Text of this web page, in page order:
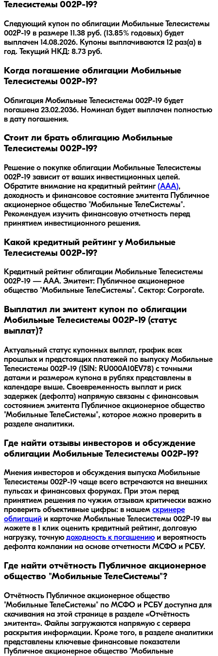
Телесистемы 002Р-19?
Следующий купон по облигации Мобильные Телесистемы
002Р-19 в размере 11.38 руб. (13.85% годовых) будет
выплачен 14.08.2026. Купоны выплачиваются 12 раз(а) в
год. Текущий НКД: 8.73 руб.
Когда погашение облигации Мобильные
Телесистемы 002Р-19?
Облигация Мобильные Телесистемы 002Р-19 будет
погашена 23.02.2036. Номинал будет выплачен полностью
в дату погашения.
Стоит ли брать облигацию Мобильные
Телесистемы 002Р-19?
Решение о покупке облигации Мобильные Телесистемы
002Р-19 зависит от ваших инвестиционных целей.
Обратите внимание на кредитный рейтинг (AAA),
доходность и финансовое состояние эмитента Публичное
акционерное общество "Мобильные ТелеСистемы".
Рекомендуем изучить финансовую отчетность перед
принятием инвестиционного решения.
Какой кредитный рейтинг у Мобильные
Телесистемы 002Р-19?
Кредитный рейтинг облигации Мобильные Телесистемы
002Р-19 — AAA. Эмитент: Публичное акционерное
общество "Мобильные ТелеСистемы". Сектор: Corporate.
Выплатил ли эмитент купон по облигации
Мобильные Телесистемы 002Р-19 (статус
выплат)?
Актуальный статус купонных выплат, график всех
прошлых и предстоящих платежей по выпуску Мобильные
Телесистемы 002Р-19 (ISIN: RU000A10EV78) с точными
датами и размером купона в рублях представлены в
календаре выше. Своевременность выплат и риск
задержек (дефолта) напрямую связаны с финансовым
состоянием эмитента Публичное акционерное общество
"Мобильные ТелеСистемы", которое можно проверить в
разделе аналитики.
Где найти отзывы инвесторов и обсуждение
облигации Мобильные Телесистемы 002Р-19?
Мнения инвесторов и обсуждения выпуска Мобильные
Телесистемы 002Р-19 чаще всего встречаются на внешних
пульсах и финансовых форумах. При этом перед
принятием решения по чужим отзывам критически важно
проверить объективные цифры: в нашем скринере
облигаций и карточке Мобильные Телесистемы 002Р-19 вы
можете в 1 клик оценить кредитный рейтинг, долговую
нагрузку, точную доходность к погашению и вероятность
дефолта компании на основе отчетности МСФО и РСБУ.
Где найти отчётность Публичное акционерное
общество "Мобильные ТелеСистемы"?
Отчётность Публичное акционерное общество
"Мобильные ТелеСистемы" по МСФО и РСБУ доступна для
скачивания на этой странице в разделе «Отчётность
эмитента». Файлы загружаются напрямую с сервера
раскрытия информации. Кроме того, в разделе аналитики
представлены ключевые финансовые показатели
Публичное акционерное общество "Мобильные